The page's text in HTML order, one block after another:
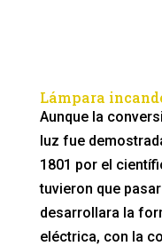
Lámpara
Aunque la
luz fue
1801 por el
tuvieron que
desarrollara la
eléctrica, con la